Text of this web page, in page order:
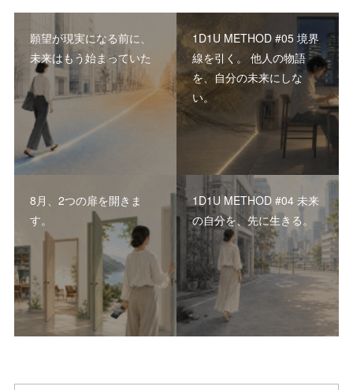
願望が現実になる前に、
未来はもう始まっていた
1D1U METHOD #05 境界
線を引く。 他人の物語
を、自分の未来にしな
い。
8月、2つの扉を開きま
す。
1D1U METHOD #04 未来
の自分を、先に生きる。